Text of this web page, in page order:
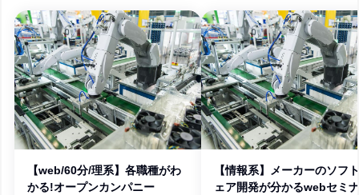
【web/60分/理系】各職種がわ
かる!オープンカンパニー
【情報系】メーカーのソフ
ェア開発が分かるwebセミ